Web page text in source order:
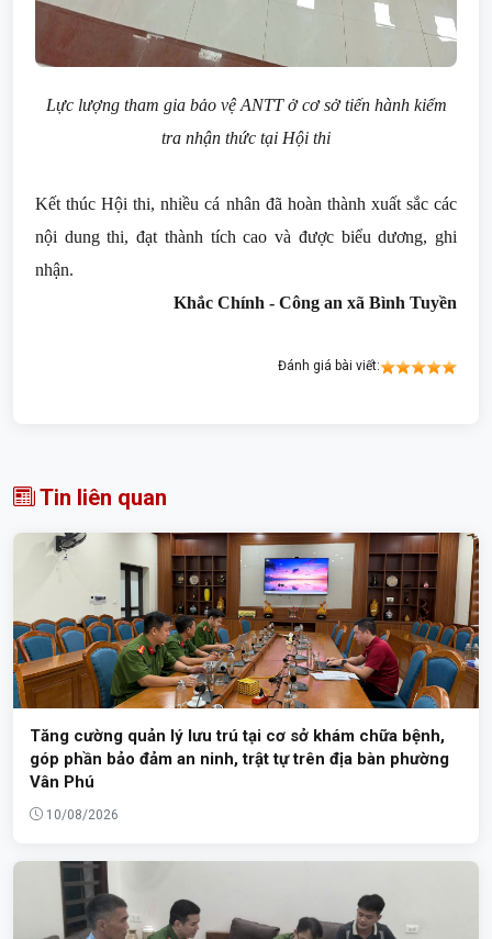
Lực lượng tham gia bảo vệ ANTT ở cơ sở tiến hành kiểm
tra nhận thức tại Hội thi
Kết thúc Hội thi, nhiều cá nhân đã hoàn thành xuất sắc các
nội dung thi, đạt thành tích cao và được biểu dương, ghi
nhận.
Khắc Chính - Công an xã Bình Tuyền
Đánh giá bài viết:
Tin liên quan
Tăng cường quản lý lưu trú tại cơ sở khám chữa bệnh,
góp phần bảo đảm an ninh, trật tự trên địa bàn phường
Vân Phú
10/08/2026